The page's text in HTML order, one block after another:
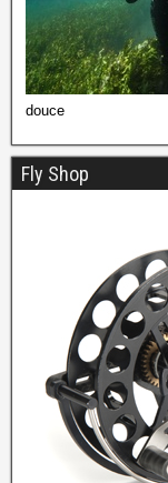
douce
Fly Shop